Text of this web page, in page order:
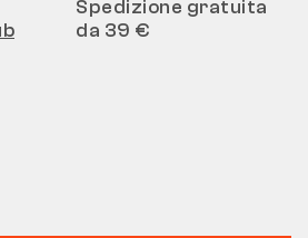
Spedizione gratuita
da 39 €